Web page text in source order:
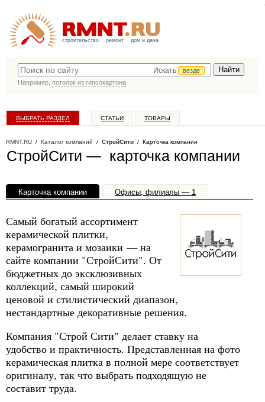
строительство ремонт дом и дача
Искать
везде
Например, потолок из гипсокартона
ВЫБРАТЬ РАЗДЕЛ СТАТЬИ ТОВАРЫ
RMNT.RU / Каталог компаний / СтройСити / Карточка компании
СтройСити — карточка компании
Карточка компании Офисы, филиалы — 1
Самый богатый ассортимент
керамической плитки,
керамогранита и мозаики — на
сайте компании "СтройСити". От
бюджетных до эксклюзивных
коллекций, самый широкий
ценовой и стилистический диапазон,
нестандартные декоративные решения.
Компания "Строй Сити" делает ставку на
удобство и практичность. Представленная на фото
керамическая плитка в полной мере соответствует
оригиналу, так что выбрать подходящую не
составит труда.